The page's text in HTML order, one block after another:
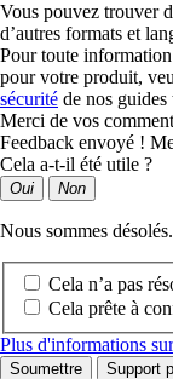
Vous pouvez trouver
d’autres formats et
Pour toute
pour votre produit,
sécurité de nos guides
Merci de vos
Feedback envoyé !
Cela a-t-il été utile ?
Oui Non
Nous sommes
Cela n’a pas
Cela prête à
Plus d'informations
Soumettre Support